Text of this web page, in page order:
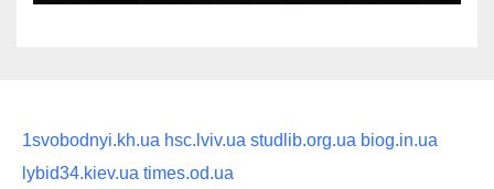
1svobodnyi.kh.ua hsc.lviv.ua studlib.org.ua biog.in.ua
lybid34.kiev.ua times.od.ua